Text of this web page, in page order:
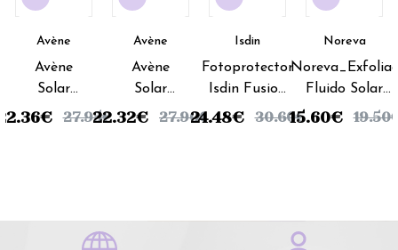
Avène
Avène
Solar
Creme
€ 27.95€
Avène
Avène
Solar
Creme
22.32€ 27.90€
Isdin
Fotoprotector
Isdin Fusion
Fluid 50+
24.48€ 30.60€
Noreva
Noreva_Exfoliac
Fluido Solar
SPF50+ Rosto -
15.60€ 19.50